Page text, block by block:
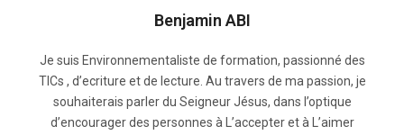
Benjamin ABI
Je suis Environnementaliste de formation, passionné des
TICs , d’ecriture et de lecture. Au travers de ma passion, je
souhaiterais parler du Seigneur Jésus, dans l’optique
d’encourager des personnes à L’accepter et à L’aimer